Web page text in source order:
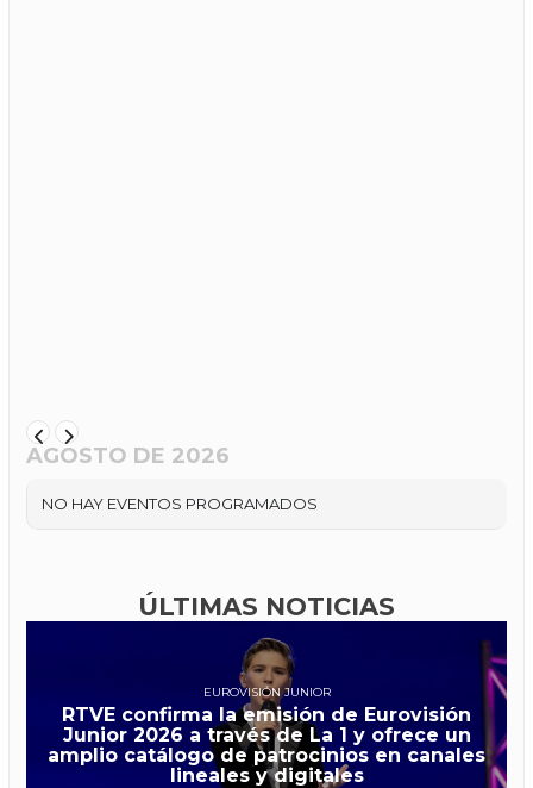
AGOSTO DE 2026
NO HAY EVENTOS PROGRAMADOS
ÚLTIMAS NOTICIAS
EUROVISIÓN JUNIOR
RTVE confirma la emisión de Eurovisión
Junior 2026 a través de La 1 y ofrece un
amplio catálogo de patrocinios en canales
lineales y digitales